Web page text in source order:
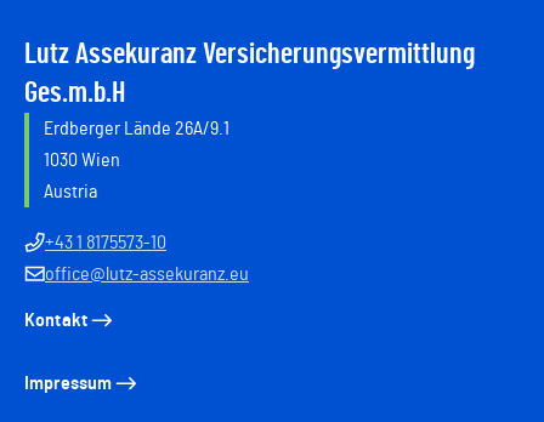
Lutz Assekuranz Versicherungsvermittlung
Ges.m.b.H
Erdberger Lände 26A/9.1
1030 Wien
Austria
+43 1 8175573-10
office@lutz-assekuranz.eu
Kontakt
Impressum